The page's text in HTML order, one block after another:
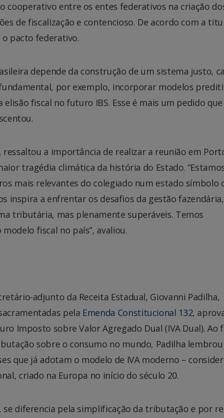
cooperativo entre os entes federativos na criação
de fiscalização e contencioso. De acordo com a
o pacto federativo.
depende da construção de um sistema justo,
por exemplo, incorporar modelos
fiscal no futuro IBS. Esse é mais um pedido
ressaltou a importância de realizar a reunião em
tragédia climática da história do Estado.
mais relevantes do colegiado num estado símbolo
inspira a enfrentar os desafios da gestão
tributária, mas plenamente superáveis. Temos
fiscal no país”, avaliou.
adjunto da Receita Estadual, Giovanni Padilha,
pela Emenda Constitucional 132,
Imposto sobre Valor Agregado Dual (IVA Dual). Ao
sobre o consumo no mundo, Padilha
que já adotam o modelo de IVA moderno –
criado na Europa no início do século 20.
se diferencia pela simplificação da tributação e por